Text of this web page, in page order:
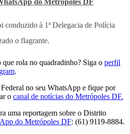
conduzido à 1ª Delegacia de Polícia
o flagrante.
rola no quadradinho? Siga o perfil
.
no seu WhatsApp e fique por
o canal de notícias do Metrópoles DF.
uma reportagem sobre o Distrito
do Metrópoles DF: (61) 9119-8884.